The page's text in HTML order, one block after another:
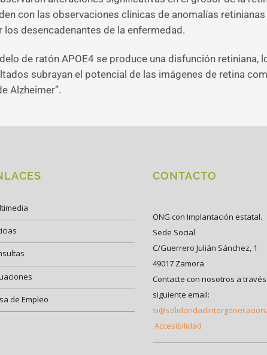
con las observaciones clínicas de anomalías
desencadenantes de la enfermedad.
de ratón APOE4 se produce una disfunción retiniana,
subrayan el potencial de las imágenes de retina
Alzheimer”.
de Empleo
CONTACTO
ONG con Implantación estatal.
Sede Social
C/Guerrero Julián Sánchez, 1
49017 Zamora
Contacte con nosotros a
siguiente email:
Accesibilidad